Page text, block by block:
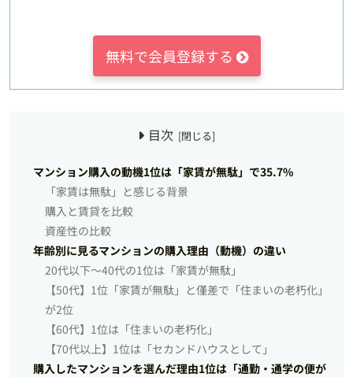
無料で会員登録する
目次
マンション購入の動機1位は「家賃が無駄」で35.7%
「家賃は無駄」と感じる背景
購入と賃貸を比較
資産性の比較
年齢別に見るマンションの購入理由（動機）の違い
20代以下～40代の1位は「家賃が無駄」
【50代】1位「家賃が無駄」と僅差で「住まいの老朽化」
が2位
【60代】1位は「住まいの老朽化」
【70代以上】1位は「セカンドハウスとして」
購入したマンションを選んだ理由1位は「通勤・通学の便が